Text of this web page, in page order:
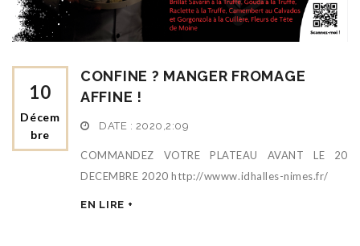
10
Décem
Bre
CONFINE ? MANGER FROMAGE
AFFINE !
DATE : 2020,2:09
COMMANDEZ VOTRE PLATEAU AVANT LE 20
DECEMBRE 2020 http://wwww.idhalles-nimes.fr/
EN LIRE +